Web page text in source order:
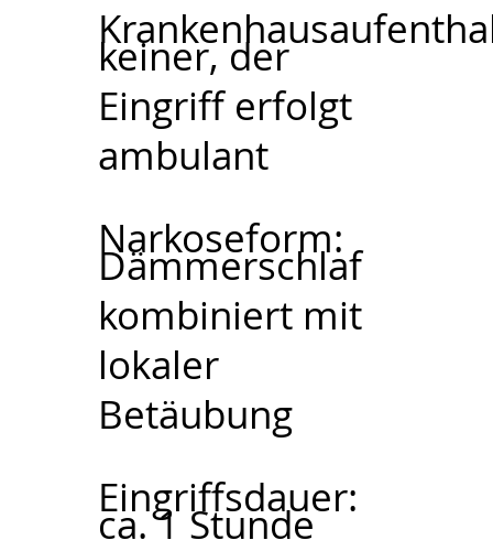
keiner, der
Eingriff erfolgt
ambulant
Narkoseform:
Dämmerschlaf
kombiniert mit
lokaler
Betäubung
Eingriffsdauer:
ca. 1 Stunde